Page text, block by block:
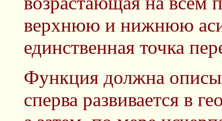
верхнюю и нижнюю
единственная точка
Функция должна
сперва развивается в